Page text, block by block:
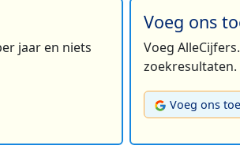
jaar en niets
Voeg ons
Voeg
zoekresultaten.
Voeg ons